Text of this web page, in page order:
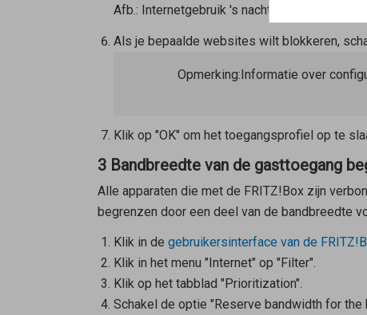
Afb.: Internetgebruik 's nachts en 's morgens
Als je bepaalde websites wilt blokkeren,
Opmerking:Informatie over
Klik op "OK" om het toegangsprofiel op te
3 Bandbreedte van de gasttoegang
Alle apparaten die met de FRITZ!Box zijn
begrenzen door een deel van de bandbreedte
Klik in de gebruikersinterface van de
Klik in het menu "Internet" op "Filter".
Klik op het tabblad "Prioritization".
Schakel de optie "Reserve bandwidth for